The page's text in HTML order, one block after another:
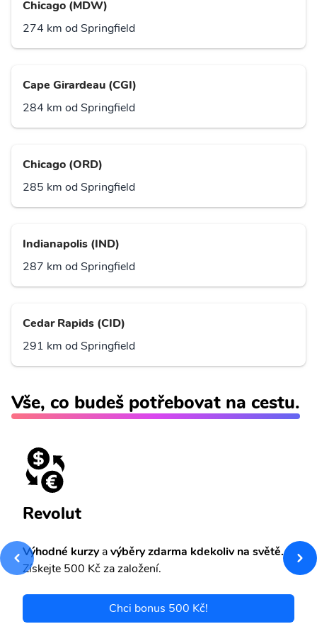
Chicago (MDW)
274 km od Springfield
Cape Girardeau (CGI)
284 km od Springfield
Chicago (ORD)
285 km od Springfield
Indianapolis (IND)
287 km od Springfield
Cedar Rapids (CID)
291 km od Springfield
Vše, co budeš potřebovat na cestu.
Revolut
Výhodné kurzyavýběry zdarma kdekoliv na světě.
Získejte 500 Kč za založení.
Chci bonus 500 Kč!